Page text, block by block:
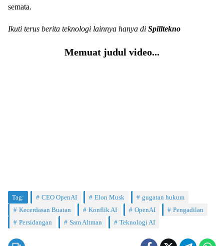
semata.
Ikuti terus berita teknologi lainnya hanya di Spilltekno
Memuat judul video...
Tag: CEO OpenAI Elon Musk
gugatan hukum
Kecerdasan Buatan
Konflik AI OpenAI
Pengadilan
Persidangan
Sam Altman Teknologi AI